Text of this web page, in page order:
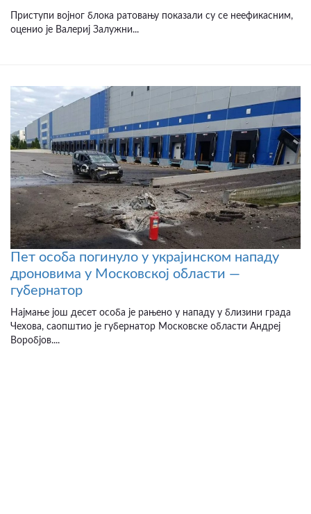
Приступи војног блока ратовању показали су се неефикасним,
оценио је Валериј Залужни...
Пет особа погинуло у украјинском нападу
дроновима у Московској области —
губернатор
Најмање још десет особа је рањено у нападу у близини града
Чехова, саопштио је губернатор Московске области Андреј
Воробјов....